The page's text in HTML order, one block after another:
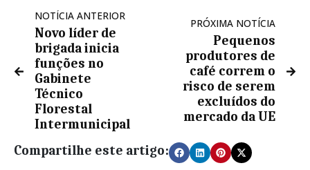
NOTÍCIA ANTERIOR
Novo líder de
brigada inicia
funções no
Gabinete
Técnico
Florestal
Intermunicipal
PRÓXIMA NOTÍCIA
Pequenos
produtores de
café correm o
risco de serem
excluídos do
mercado da UE
Compartilhe este artigo: